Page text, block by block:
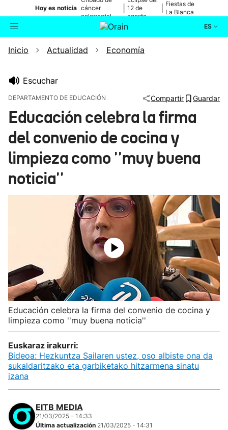
Hoy es noticia cáncer
colorrectal
12 de
agosto
Fiestas de
La Blanca
ES
Buscador Actualidad
Ikusmiran
Eguraldia
Inicio Actualidad Economía
Escuchar
DEPARTAMENTO DE EDUCACIÓN Compartir Guardar
Educación celebra la firma
del convenio de cocina y
limpieza como ''muy buena
noticia''
Educación celebra la firma del convenio de cocina y
limpieza como ''muy buena noticia''
Euskaraz irakurri:
Bideoa: Hezkuntza Sailaren ustez, oso albiste ona da
sukaldaritzako eta garbiketako hitzarmena sinatu
izana
EITB MEDIA
21/03/2025 - 14:33
Última actualización 21/03/2025 - 14:31